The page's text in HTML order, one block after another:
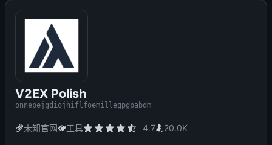
V2EX Polish
onnepejgdiojhiflfoemillegpgpabdm
未知官网 工具 4.7 20.0K